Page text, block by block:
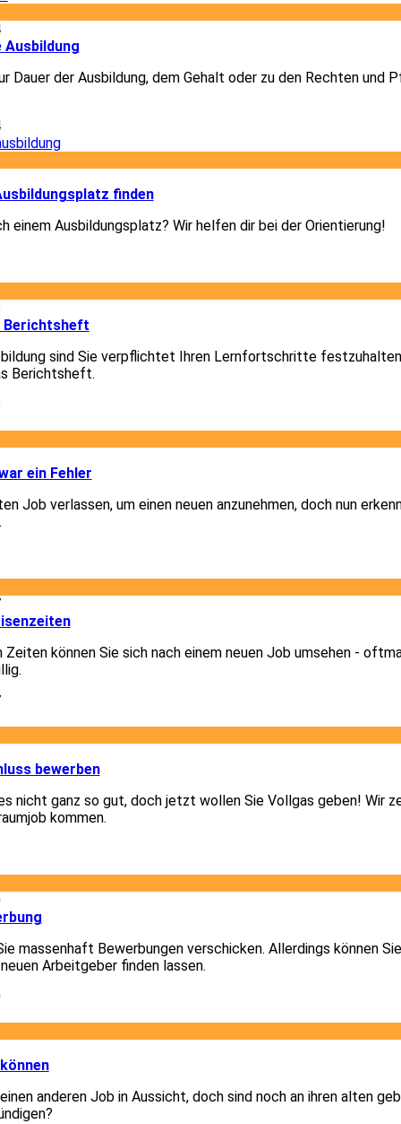
Ausbildung
Dauer der Ausbildung, dem Gehalt oder zu den Rechten und
finden
einem Ausbildungsplatz? Wir helfen dir bei der Orientierung!
Berichtsheft
sind Sie verpflichtet Ihren Lernfortschritte
Berichtsheft.
ein Fehler
Job verlassen, um einen neuen anzunehmen, doch nun
Zeiten können Sie sich nach einem neuen Job umsehen -
bewerben
nicht ganz so gut, doch jetzt wollen Sie Vollgas geben! Wir
kommen.
massenhaft Bewerbungen verschicken. Allerdings können
Arbeitgeber finden lassen.
anderen Job in Aussicht, doch sind noch an ihren alten